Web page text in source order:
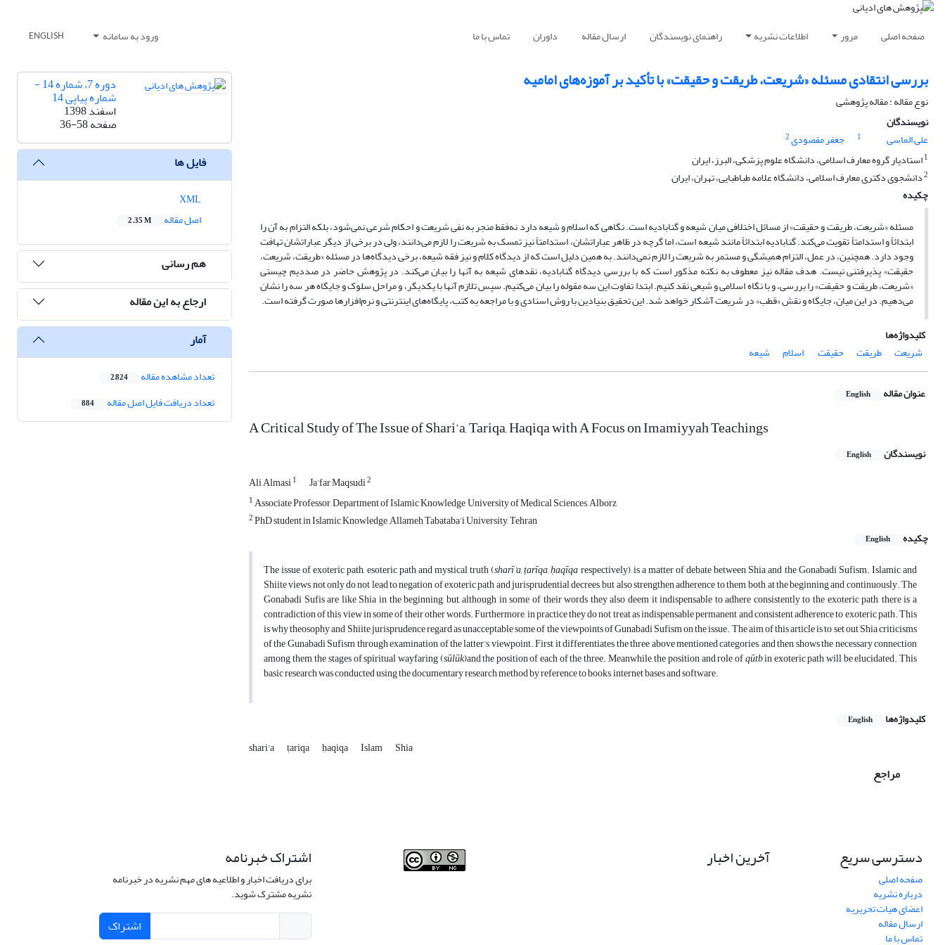
صفحه اصلی مرور اطلاعات نشریه راهنمای نویسندگان ارسال مقاله داوران تماس با ما ورود به سامانه ENGLISH
بررسی انتقادی مسئله «شریعت، طریقت و حقیقت»‌ با تأکید بر آموزه‌های امامیه
نوع مقاله : مقاله پژوهشی
نویسندگان
علی الماسی
1 جعفر مقصودی2
1استادیار گروه معارف اسلامی، دانشگاه علوم پزشکی، البرز، ایران
2دانشجوی دکتری معارف اسلامی، دانشگاه علامه طباطبایی، تهران، ایران
چکیده
مسئله «شریعت،‌ طریقت و حقیقت» از مسائل اختلافی میان شیعه و گنابادیه است. نگاهی که اسلام و شیعه دارد‌ نه‌فقط منجر به نفی شریعت و احکام شرعی نمی‌شود، بلکه التزام به آن را
ابتدائاً و استدامتاً تقویت می‌کند. گنابادیه ابتدائاً مانند شیعه است،‌ اما گرچه در ظاهر عباراتشان،‌ استدامتاً نیز تمسک به شریعت را لازم می‌دانند، ولی در برخی از دیگر عباراتشان تهافت
وجود دارد. همچنین، در عمل، التزام همیشگی و مستمر به شریعت را لازم نمی‌دانند. به همین دلیل است که از دیدگاه کلام و نیز فقه شیعه، برخی دیدگاه‌ها در مسئله «طریقت، شریعت،
حقیقت» پذیرفتنی نیست. هدف مقاله نیز معطوف به نکته مذکور است که با بررسی دیدگاه گنابادیه، نقدهای شیعه به آنها را بیان می‌کند. در پژوهش حاضر در صددیم چیستی
«شریعت، طریقت و حقیقت» را بررسی، و با نگاه اسلامی و شیعی نقد کنیم. ابتدا تفاوت این سه مقوله را بیان می‌کنیم. سپس تلازم آنها با یکدیگر، و مراحل سلوک و جایگاه هر سه را نشان
می‌دهیم. در این میان، جایگاه و نقش «قطب» در شریعت آشکار خواهد شد. این تحقیق بنیادین با روش اسنادی و با مراجعه به کتب، پایگاه‌های اینترنتی و نرم‌افزارها صورت گرفته است.
کلیدواژه‌ها
شریعت
طریقت حقیقت ‌ اسلام شیعه
عنوان مقاله English
A Critical Study of The Issue of Shari’a, Tariqa, Haqiqa with A Focus on Imamiyyah Teachings
نویسندگان English
Ali Almasi1 Ja’far Maqsudi2
1Associate Professor, Department of Islamic Knowledge, University of Medical Sciences, Alborz
2PhD student in Islamic Knowledge, Allameh Tabataba’i University, Tehran
چکیده
English
The issue of exoteric path, esoteric path and mystical truth (sharī’a, ṭarīqa, ḥaqīqarespectively), is a matter of debate between Shia and the Gonabadi Sufism. Islamic and
Shiite views not only do not lead to negation of exoteric path and jurisprudential decrees, but also strengthen adherence to them, both at the beginning and continuously. The
Gonabadi Sufis are like Shia in the beginning, but, although in some of their words they also deem it indispensable to adhere consistently to the exoteric path, there is a
contradiction of this view in some of their other words. Furthermore, in practice they do not treat as indispensable permanent and consistent adherence to exoteric path. This
is why theosophy and Shiite jurisprudence regard as unacceptable some of the viewpoints of Gunabadi Sufism on the issue. The aim of this article is to set out Shia criticisms
of the Gunabadi Sufism through examination of the latter’s viewpoint. First it differentiates the three above mentioned categories, and then shows the necessary connection
among them, the stages of spiritual wayfaring (sūlūk)and the position of each of the three. Meanwhile, the position and role ofqūtbin exoteric path will be elucidated. This
basic research was conducted using the documentary research method by reference to books, internet bases and software.
کلیدواژه‌ها English
shari’a ṭariqa ḥaqiqa Islam Shia
مراجع
دوره 7، شماره 14 -
شماره پیاپی 14
اسفند 1398
صفحه36-58
فایل ها
اصل مقاله
2.35 M
هم رسانی
ارجاع به این مقاله
آمار
تعداد مشاهده مقاله 2,824
تعداد دریافت فایل اصل مقاله 884
دسترسی سریع
صفحه اصلی
درباره نشریه
اعضای هیات تحریریه
ارسال مقاله
تماس با ما
آخرین اخبار اشتراک خبرنامه
برای دریافت اخبار و اطلاعیه های مهم نشریه در خبرنامه
نشریه مشترک شوید.
اشتراک